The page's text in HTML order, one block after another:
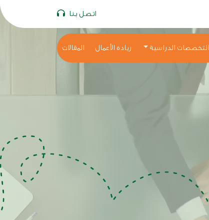
اتصل بنا
التخصصات الدراسية ريادة الأعمال المقالات